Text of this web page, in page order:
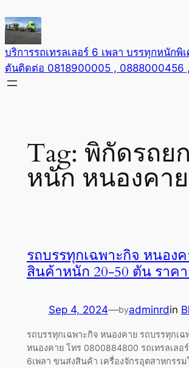
to
content
บริการรถเทรลเลอร์ 6 เพลา บรรทุกหนัก
ตันติดต่อ 0818900005 , 0888000456
Tag: พิกัดรถย
หนัก หนองคาย
รถบรรทุกเฉพาะกิจ หนอง
สินค้าหนัก 20-50 ตัน ราค
Sep 4, 2024—byadminrdin
รถบรรทุกเฉพาะกิจ หนองคาย รถบรรทุกเฉ
หนองคาย โทร 0800884800 รถเทรลเลอ
6เพลา ขนส่งสินค้า เครื่องจักรอุตสาหกรรม